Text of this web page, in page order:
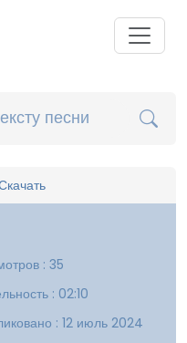
: 35
: 02:10
: 12 июль 2024